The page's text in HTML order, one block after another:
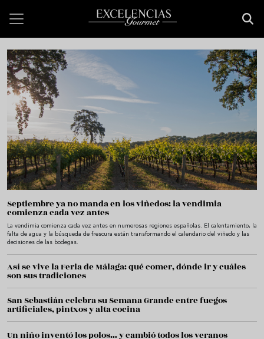
Bienvenido a Excelencias
Septiembre ya no manda en los viñedos: la vendimia
comienza cada vez antes
La vendimia comienza cada vez antes en numerosas regiones españolas. El calentamiento, la
falta de agua y la búsqueda de frescura están transformando el calendario del viñedo y las
decisiones de las bodegas.
Así se vive la Feria de Málaga: qué comer, dónde ir y cuáles
son sus tradiciones
San Sebastián celebra su Semana Grande entre fuegos
artificiales, pintxos y alta cocina
Un niño inventó los polos… y cambió todos los veranos